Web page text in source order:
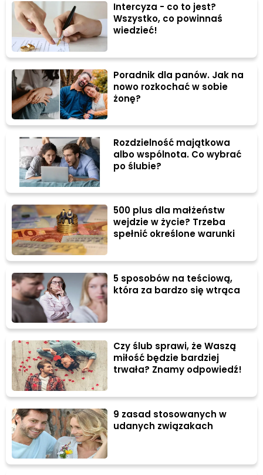
Intercyza - co to jest?
Wszystko, co powinnaś
wiedzieć!
Poradnik dla panów. Jak na
nowo rozkochać w sobie
żonę?
Rozdzielność majątkowa
albo wspólnota. Co wybrać
po ślubie?
500 plus dla małżeństw
wejdzie w życie? Trzeba
spełnić określone warunki
5 sposobów na teściową,
która za bardzo się wtrąca
Czy ślub sprawi, że Waszą
miłość będzie bardziej
trwała? Znamy odpowiedź!
9 zasad stosowanych w
udanych związakach